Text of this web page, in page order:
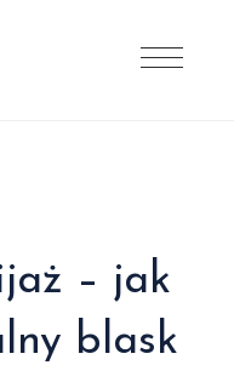
– jak
blask